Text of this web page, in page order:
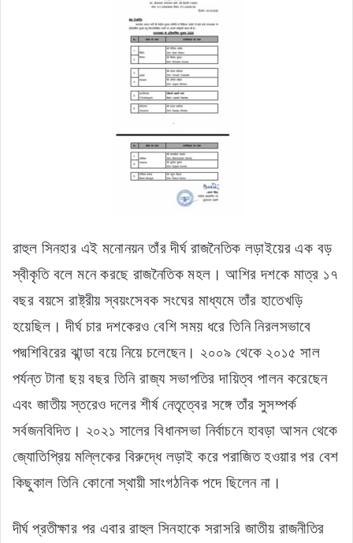
রাহুল সিনহার এই মনোনয়ন তাঁর দীর্ঘ রাজনৈতিক লড়াইয়ের এক বড়
স্বীকৃতি বলে মনে করছে রাজনৈতিক মহল। আশির দশকে মাত্র ১৭
বছর বয়সে রাষ্ট্রীয় স্বয়ংসেবক সংঘের মাধ্যমে তাঁর হাতেখড়ি
হয়েছিল। দীর্ঘ চার দশকেরও বেশি সময় ধরে তিনি নিরলসভাবে
পদ্মশিবিরের ঝান্ডা বয়ে নিয়ে চলেছেন। ২০০৯ থেকে ২০১৫ সাল
পর্যন্ত টানা ছয় বছর তিনি রাজ্য সভাপতির দায়িত্ব পালন করেছেন
এবং জাতীয় স্তরেও দলের শীর্ষ নেতৃত্বের সঙ্গে তাঁর সুসম্পর্ক
সর্বজনবিদিত। ২০২১ সালের বিধানসভা নির্বাচনে হাবড়া আসন থেকে
জ্যোতিপ্রিয় মল্লিকের বিরুদ্ধে লড়াই করে পরাজিত হওয়ার পর বেশ
কিছুকাল তিনি কোনো স্থায়ী সাংগঠনিক পদে ছিলেন না।
দীর্ঘ প্রতীক্ষার পর এবার রাহুল সিনহাকে সরাসরি জাতীয় রাজনীতির